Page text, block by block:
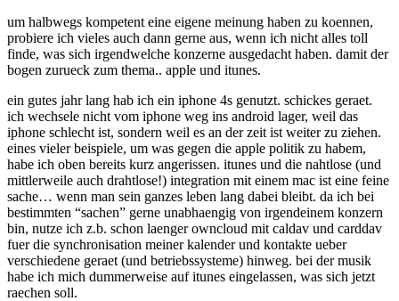
um halbwegs kompetent eine eigene meinung haben zu koennen,
probiere ich vieles auch dann gerne aus, wenn ich nicht alles toll
finde, was sich irgendwelche konzerne ausgedacht haben. damit der
bogen zurueck zum thema.. apple und itunes.
ein gutes jahr lang hab ich ein iphone 4s genutzt. schickes geraet.
ich wechsele nicht vom iphone weg ins android lager, weil das
iphone schlecht ist, sondern weil es an der zeit ist weiter zu ziehen.
eines vieler beispiele, um was gegen die apple politik zu habem,
habe ich oben bereits kurz angerissen. itunes und die nahtlose (und
mittlerweile auch drahtlose!) integration mit einem mac ist eine feine
sache… wenn man sein ganzes leben lang dabei bleibt. da ich bei
bestimmten “sachen” gerne unabhaengig von irgendeinem konzern
bin, nutze ich z.b. schon laenger owncloud mit caldav und carddav
fuer die synchronisation meiner kalender und kontakte ueber
verschiedene geraet (und betriebssysteme) hinweg. bei der musik
habe ich mich dummerweise auf itunes eingelassen, was sich jetzt
raechen soll.